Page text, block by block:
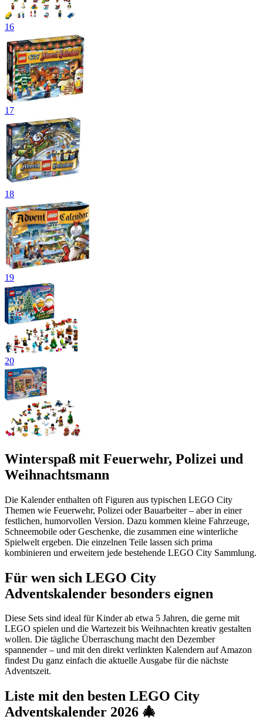
16
17
18
19
20
Winterspaß mit Feuerwehr, Polizei und
Weihnachtsmann
Die Kalender enthalten oft Figuren aus typischen LEGO City
Themen wie Feuerwehr, Polizei oder Bauarbeiter – aber in einer
festlichen, humorvollen Version. Dazu kommen kleine Fahrzeuge,
Schneemobile oder Geschenke, die zusammen eine winterliche
Spielwelt ergeben. Die einzelnen Teile lassen sich prima
kombinieren und erweitern jede bestehende LEGO City Sammlung.
Für wen sich LEGO City
Adventskalender besonders eignen
Diese Sets sind ideal für Kinder ab etwa 5 Jahren, die gerne mit
LEGO spielen und die Wartezeit bis Weihnachten kreativ gestalten
wollen. Die tägliche Überraschung macht den Dezember
spannender – und mit den direkt verlinkten Kalendern auf Amazon
findest Du ganz einfach die aktuelle Ausgabe für die nächste
Adventszeit.
Liste mit den besten LEGO City
Adventskalender 2026 🎄